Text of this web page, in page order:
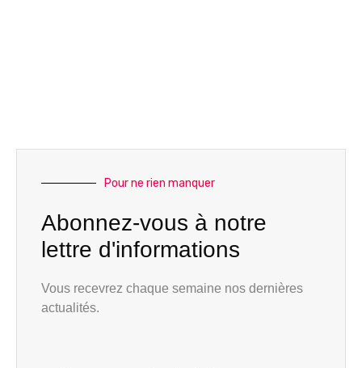
Pour ne rien manquer
Abonnez-vous à notre
lettre d'informations
Vous recevrez chaque semaine nos dernières
actualités.